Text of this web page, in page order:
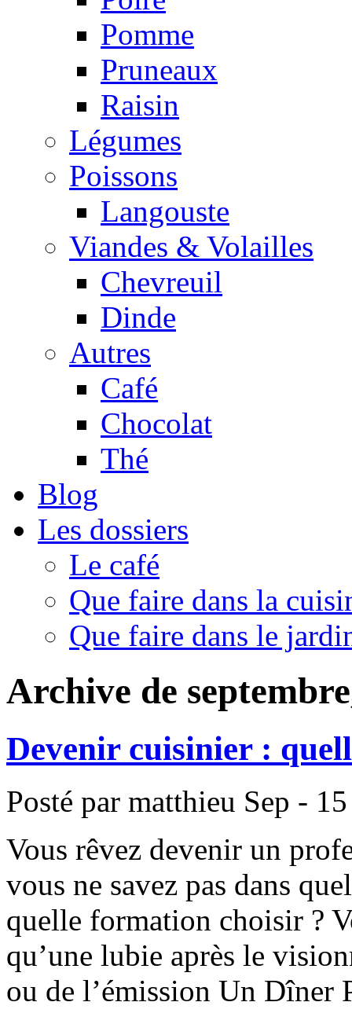
Pomme
Pruneaux
Raisin
Légumes
Poissons
Langouste
Viandes & Volailles
Chevreuil
Dinde
Autres
Café
Chocolat
Thé
Blog
Les dossiers
Le café
Que faire dans la
Que faire dans le
Archive de
Devenir cuisinier :
Posté par matthieu Sep -
Vous rêvez devenir un
vous ne savez pas dans
quelle formation choisir ?
qu’une lubie après le
ou de l’émission Un Dîner